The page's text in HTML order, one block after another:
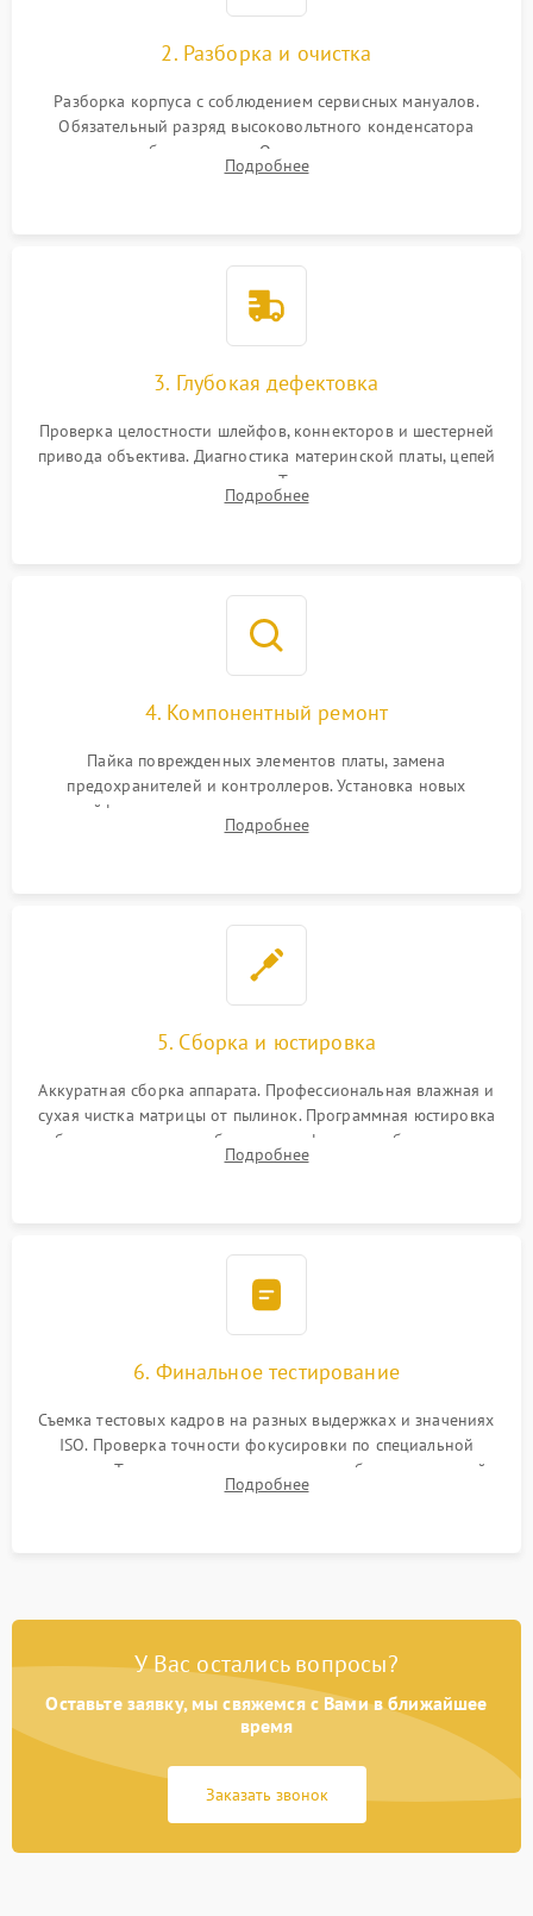
2. Разборка и очистка
Разборка корпуса с соблюдением сервисных мануалов.
Обязательный разряд высоковольтного конденсатора
вспышки для безопасности. Очистка внутренних узлов от
пыли, песка и следов влаги с помощью спецсредств.
Подробнее
3. Глубокая дефектовка
Проверка целостности шлейфов, коннекторов и шестерней
привода объектива. Диагностика материнской платы, цепей
питания и картоприемника. Тестирование механизма
затвора и блока внутрикамерной стабилизации.
Подробнее
4. Компонентный ремонт
Пайка поврежденных элементов платы, замена
предохранителей и контроллеров. Установка новых
шлейфов, дисплея, механизма затвора или двигателя
автофокуса. Восстановление геометрии тубуса объектива
Подробнее
5. Сборка и юстировка
Аккуратная сборка аппарата. Профессиональная влажная и
сухая чистка матрицы от пылинок. Программная юстировка
рабочего отрезка, калибровка автофокуса, стабилизатора и
экспозамера с помощью сервисного ПО.
Подробнее
6. Финальное тестирование
Съемка тестовых кадров на разных выдержках и значениях
ISO. Проверка точности фокусировки по специальной
мишени. Тест записи на карту памяти, работы встроенной
вспышки, микрофона и всех кнопок управления.
Подробнее
У Вас остались вопросы?
Оставьте заявку, мы свяжемся с Вами в ближайшее
время
Заказать звонок